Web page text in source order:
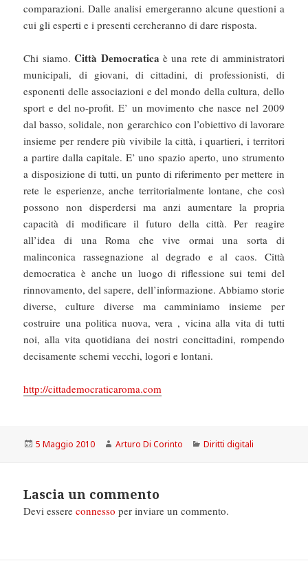
comparazioni. Dalle analisi emergeranno alcune questioni a
cui gli esperti e i presenti cercheranno di dare risposta.
Chi siamo.Città Democratica è una rete di amministratori
municipali, di giovani, di cittadini, di professionisti, di
esponenti delle associazioni e del mondo della cultura, dello
sport e del no-profit. E’ un movimento che nasce nel 2009
dal basso, solidale, non gerarchico con l’obiettivo di lavorare
insieme per rendere più vivibile la città, i quartieri, i territori
a partire dalla capitale. E’ uno spazio aperto, uno strumento
a disposizione di tutti, un punto di riferimento per mettere in
rete le esperienze, anche territorialmente lontane, che così
possono non disperdersi ma anzi aumentare la propria
capacità di modificare il futuro della città. Per reagire
all’idea di una Roma che vive ormai una sorta di
malinconica rassegnazione al degrado e al caos. Città
democratica è anche un luogo di riflessione sui temi del
rinnovamento, del sapere, dell’informazione. Abbiamo storie
diverse, culture diverse ma camminiamo insieme per
costruire una politica nuova, vera , vicina alla vita di tutti
noi, alla vita quotidiana dei nostri concittadini, rompendo
decisamente schemi vecchi, logori e lontani.
http://cittademocraticaroma.com
Scritto
5 Maggio 2010 Autore
Arturo Di Corinto Categorie
Diritti digitali
Lascia un commento
Devi essereconnesso per inviare un commento.